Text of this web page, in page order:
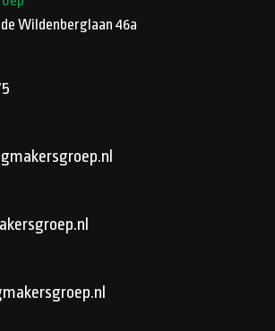
Wildenberglaan 46a